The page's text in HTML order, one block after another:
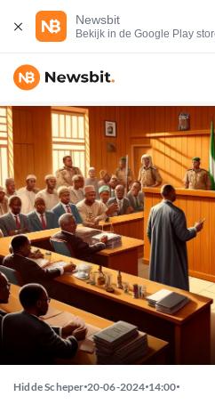
Newsbit
Bekijk in de Google Play
Hidde Scheper 20-06-2024 14:00